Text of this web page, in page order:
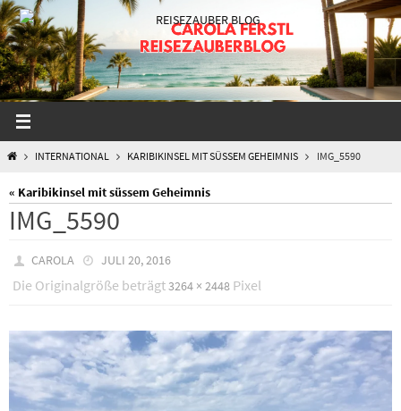
Zum
Inhalt
springen
STARTINTERNATIONAL KARIBIKINSEL MIT SÜSSEM GEHEIMNIS IMG_5590
« Karibikinsel mit süssem Geheimnis
IMG_5590
CAROLA JULI 20, 2016
Die Originalgröße beträgt3264 × 2448 Pixel